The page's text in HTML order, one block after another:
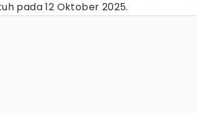
pada 12 Oktober 2025.